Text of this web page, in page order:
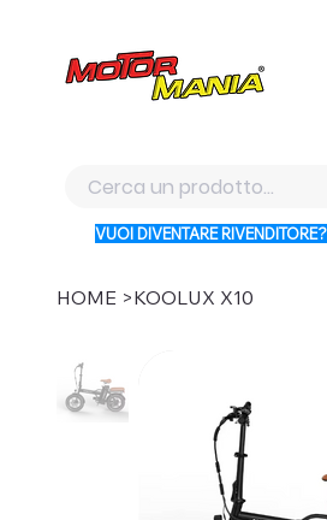
VUOI DIVENTARE
HOME >KOOLUX X10